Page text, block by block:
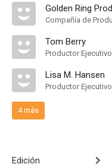
Tom Berry
Productor Ejecutivo
Lisa M. Hansen
Productor Ejecutivo
4 más
Edición